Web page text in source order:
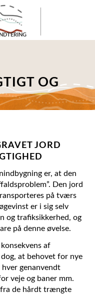
OG
JORD
er, at den
Den jord
på tværs
er i sig selv
og trafiksikkerhed, og
på denne øvelse.
af
at behovet for nye
genanvendt
veje og baner mm.
fra de hårdt trængte